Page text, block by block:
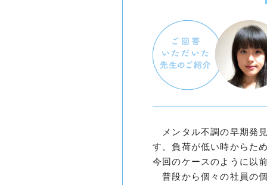
メンタル不調の早期発
す。負荷が低い時からた
今回のケースのように以
普段から個々の社員の